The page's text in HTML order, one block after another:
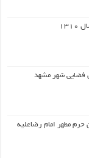
فضایی شهر مشهد
حرم مطهر امام رضاعليه